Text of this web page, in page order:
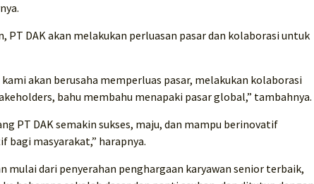
PT DAK akan melakukan perluasan pasar dan kolaborasi untuk
kami akan berusaha memperluas pasar, melakukan kolaborasi
bahu membahu menapaki pasar global,” tambahnya.
PT DAK semakin sukses, maju, dan mampu berinovatif
bagi masyarakat,” harapnya.
mulai dari penyerahan penghargaan karyawan senior terbaik,